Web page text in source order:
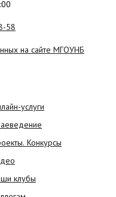
58
на сайте МГОУНБ
услуги
Конкурсы
клубы